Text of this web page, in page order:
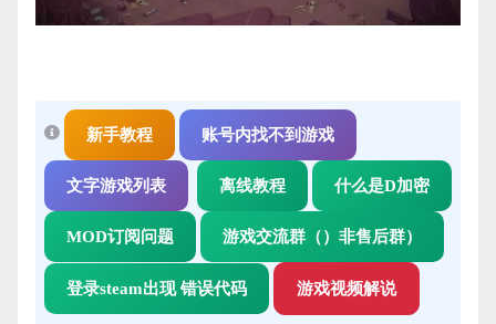
新手教程 账号内找不到游戏
文字游戏列表 离线教程 什么是D加密
MOD订阅问题 游戏交流群（）非售后群）
登录steam出现 错误代码 游戏视频解说